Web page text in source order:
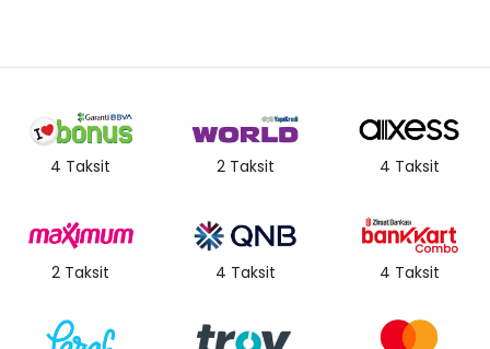
4 Taksit 2 Taksit 4 Taksit
2 Taksit 4 Taksit 4 Taksit